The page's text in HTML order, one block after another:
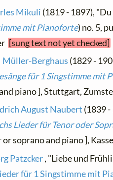
Mikuli (1819 - 1897),
mit Pianoforte) no. 5,
[sung text not yet checked]
Müller-Berghaus (1829 -
für 1 Singstimme mit
piano ], Stuttgart,
August Naubert (1839 -
Lieder für Tenor oder
or soprano and piano ],
Patzcker, "Liebe und
für 1 Singstimme mit